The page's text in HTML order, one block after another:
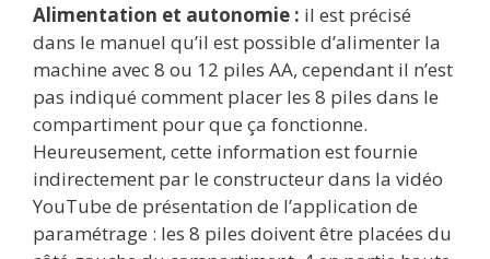
Alimentation et autonomie : il est précisé
dans le manuel qu’il est possible d’alimenter la
machine avec 8 ou 12 piles AA, cependant il n’est
pas indiqué comment placer les 8 piles dans le
compartiment pour que ça fonctionne.
Heureusement, cette information est fournie
indirectement par le constructeur dans la vidéo
YouTube de présentation de l’application de
paramétrage : les 8 piles doivent être placées du